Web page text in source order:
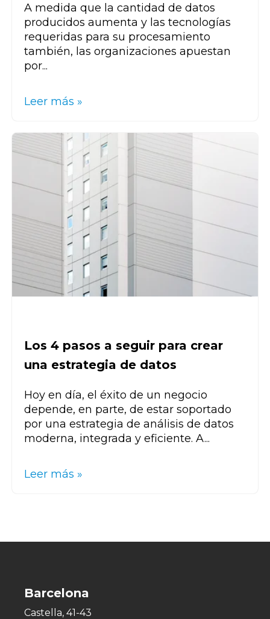
A medida que la cantidad de datos
producidos aumenta y las tecnologías
requeridas para su procesamiento
también, las organizaciones apuestan
por...
Leer más »
Los 4 pasos a seguir para crear
una estrategia de datos
Hoy en día, el éxito de un negocio
depende, en parte, de estar soportado
por una estrategia de análisis de datos
moderna, integrada y eficiente. A...
Leer más »
Barcelona
Castella, 41-43